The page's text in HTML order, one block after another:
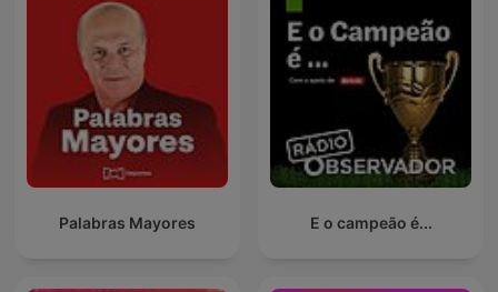
Palabras Mayores E o campeão é...